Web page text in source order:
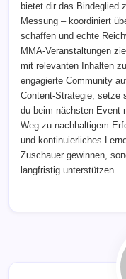
bietet dir das Bindeglied
Messung – koordiniert
schaffen und echte
MMA-Veranstaltungen
mit relevanten Inhalten
engagierte Community
Content-Strategie, setze
du beim nächsten Event
Weg zu nachhaltigem
und kontinuierliches
Zuschauer gewinnen,
langfristig unterstützen.